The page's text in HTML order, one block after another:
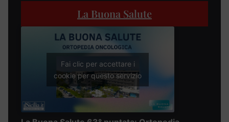
La Buona Salute
Fai clic per accettare i
cookie per questo servizio